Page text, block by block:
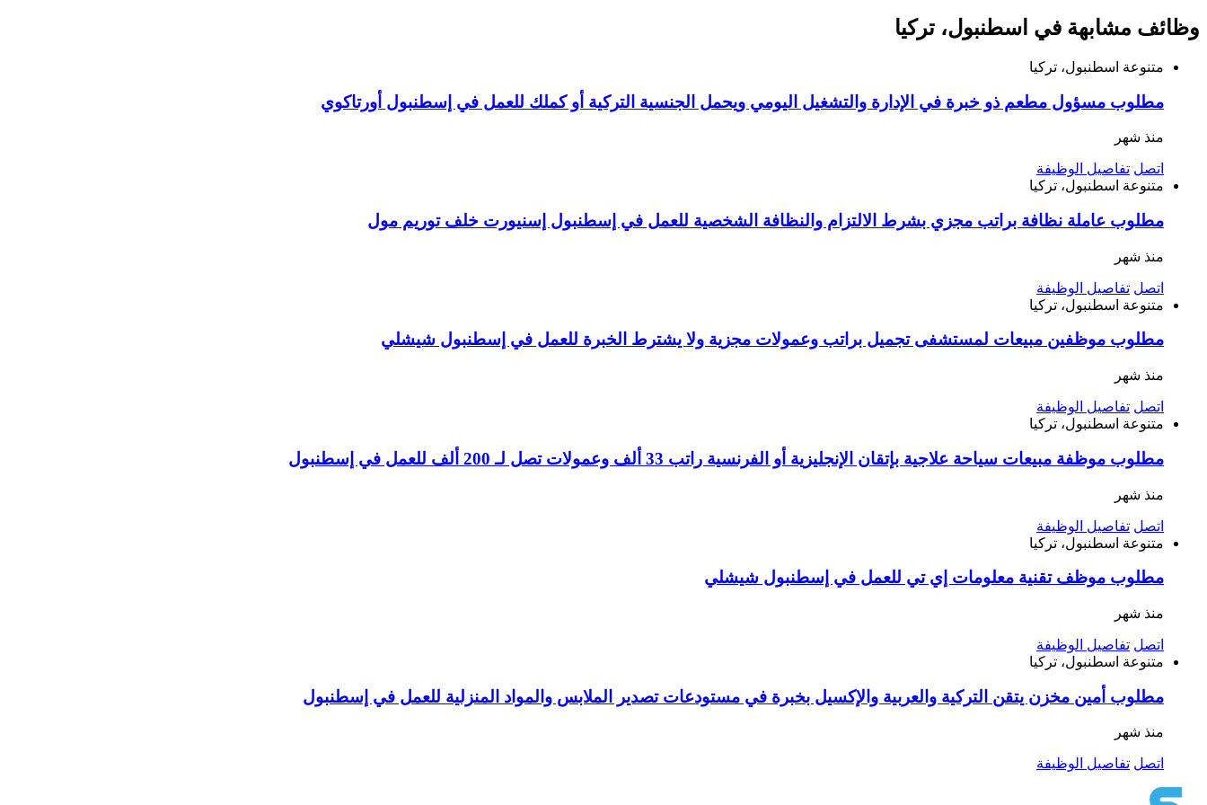
وظائف مشابهة في اسطنبول، تركيا
متنوعة اسطنبول، تركيا
مطلوب مسؤول مطعم ذو خبرة في الإدارة والتشغيل اليومي ويحمل الجنسية التركية أو كملك للعمل في إسطنبول أورتاكوي
منذ شهر
اتصل تفاصيل الوظيفة
متنوعة اسطنبول، تركيا
مطلوب عاملة نظافة براتب مجزي بشرط الالتزام والنظافة الشخصية للعمل في إسطنبول إسنيورت خلف توريم مول
منذ شهر
اتصل تفاصيل الوظيفة
متنوعة اسطنبول، تركيا
مطلوب موظفين مبيعات لمستشفى تجميل براتب وعمولات مجزية ولا يشترط الخبرة للعمل في إسطنبول شيشلي
منذ شهر
اتصل تفاصيل الوظيفة
متنوعة اسطنبول، تركيا
مطلوب موظفة مبيعات سياحة علاجية بإتقان الإنجليزية أو الفرنسية راتب 33 ألف وعمولات تصل لـ 200 ألف للعمل في إسطنبول
منذ شهر
اتصل تفاصيل الوظيفة
متنوعة اسطنبول، تركيا
مطلوب موظف تقنية معلومات إي تي للعمل في إسطنبول شيشلي
منذ شهر
اتصل تفاصيل الوظيفة
متنوعة اسطنبول، تركيا
مطلوب أمين مخزن يتقن التركية والعربية والإكسيل بخبرة في مستودعات تصدير الملابس والمواد المنزلية للعمل في إسطنبول
منذ شهر
اتصل تفاصيل الوظيفة